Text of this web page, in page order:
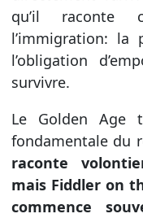
qu’il raconte
l’immigration: la
l’obligation
survivre.
Le Golden Age
fondamentale du
raconte
mais Fiddler on
commence